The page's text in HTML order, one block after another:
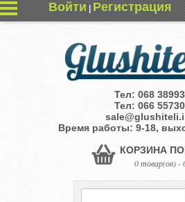
Войти|Регистрация
Тел: 068
Тел: 066
Время работы: 9-18,
КОРЗИНА
0 товар(ов) -